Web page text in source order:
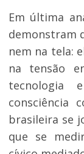
Em última
demonstram
nem na tela:
na tensão
tecnologia
consciência
brasileira se
que se